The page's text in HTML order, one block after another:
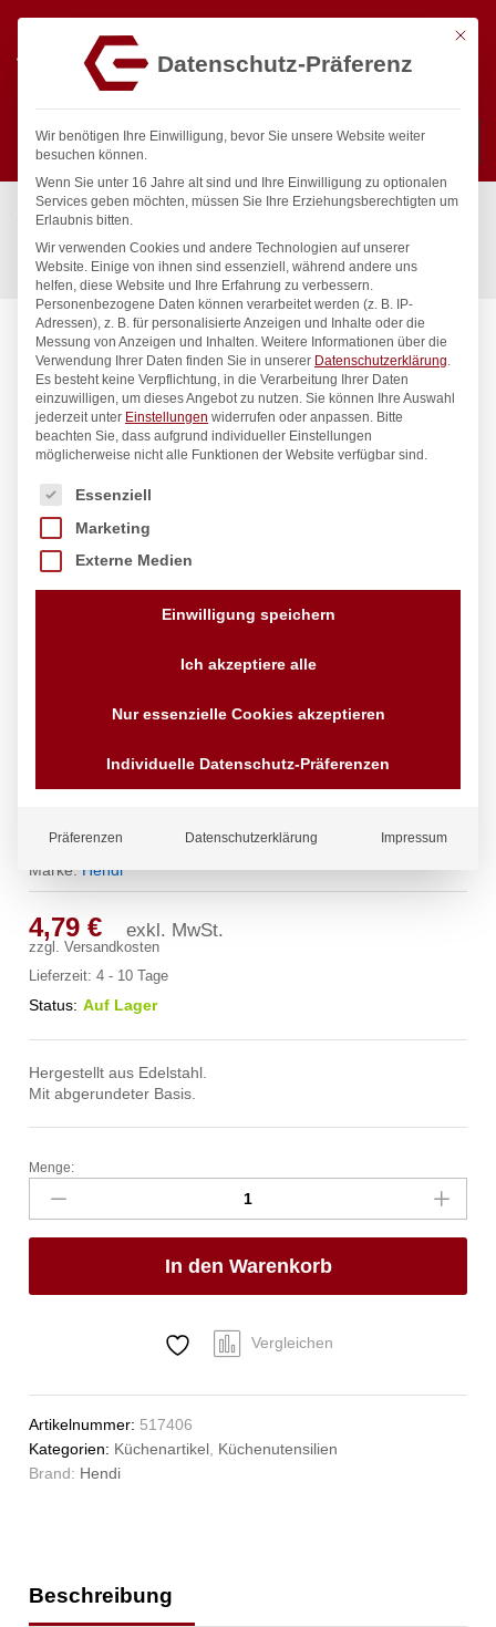
Suchen
Start / Gastronomiebedarf & Gastro Geräte für Profis
Küchenartikel
Küchenutensilien
/
Rührschüssel, HENDI, 3,3L, ø259x(H)92mm
ø259x(H)92mm
Marke:Hendi
4,79€ exkl. MwSt.
zzgl.Versandkosten
Lieferzeit:4 - 10 Tage
Status: Auf Lager
Hergestellt aus Edelstahl.
Mit abgerundeter Basis.
Rührschüssel,
HENDI,
3,3L,
ø259x(H)92mm
Menge:
In den Warenkorb
Vergleichen
Artikelnummer: 517406
Kategorien: Küchenartikel, Küchenutensilien
Brand: Hendi
Beschreibung
Mit
Datenschutz-Präferenz
Wir benötigen Ihre Einwilligung, bevor Sie unsere Website weiter
besuchen können.
Wenn Sie unter 16 Jahre alt sind und Ihre Einwilligung zu optionalen
Services geben möchten, müssen Sie Ihre Erziehungsberechtigten um
Erlaubnis bitten.
Wir verwenden Cookies und andere Technologien auf unserer
Website. Einige von ihnen sind essenziell, während andere uns
helfen, diese Website und Ihre Erfahrung zu verbessern.
Personenbezogene Daten können verarbeitet werden (z. B. IP-
Adressen), z. B. für personalisierte Anzeigen und Inhalte oder die
Messung von Anzeigen und Inhalten. Weitere Informationen über die
Verwendung Ihrer Daten finden Sie in unserer Datenschutzerklärung.
Es besteht keine Verpflichtung, in die Verarbeitung Ihrer Daten
einzuwilligen, um dieses Angebot zu nutzen. Sie können Ihre Auswahl
jederzeit unter Einstellungen widerrufen oder anpassen. Bitte
beachten Sie, dass aufgrund individueller Einstellungen
möglicherweise nicht alle Funktionen der Website verfügbar sind.
Es folgt eine Liste der Service-Gruppen, für die eine
Essenziell
Marketing
Externe Medien
Einwilligung speichern
Ich akzeptiere alle
Nur essenzielle Cookies akzeptieren
Individuelle Datenschutz-Präferenzen
Präferenzen Datenschutzerklärung Impressum